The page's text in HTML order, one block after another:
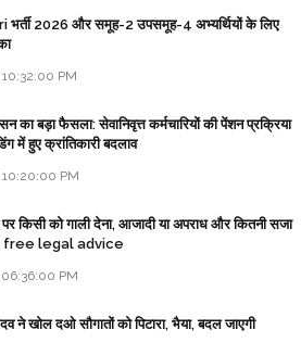
2026 और समूह-2 उपसमूह-4 अभ्यर्थियों के लिए
PM
का बड़ा फैसला: सेवानिवृत्त कर्मचारियों की पेंशन प्रक्रिया
में हुए क्रांतिकारी बदलाव
PM
पर किसी को गाली देना, आजादी या अपराध और कितनी सजा
- free legal advice
PM
ने खोल दओ सौगातों को पिटारा, भैया, बदल जाएगी